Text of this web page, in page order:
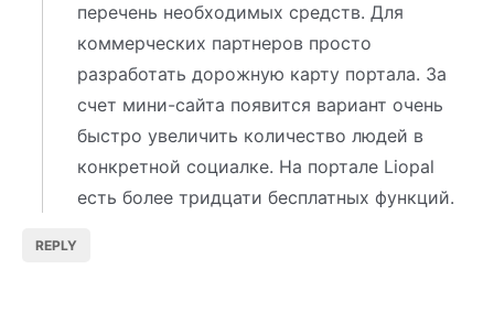
перечень необходимых средств. Для
коммерческих партнеров просто
разработать дорожную карту портала. За
счет мини-сайта появится вариант очень
быстро увеличить количество людей в
конкретной социалке. На портале Liopal
есть более тридцати бесплатных функций.
REPLY